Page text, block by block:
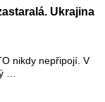
Ukrajina
nikdy nepřipojí. V
…